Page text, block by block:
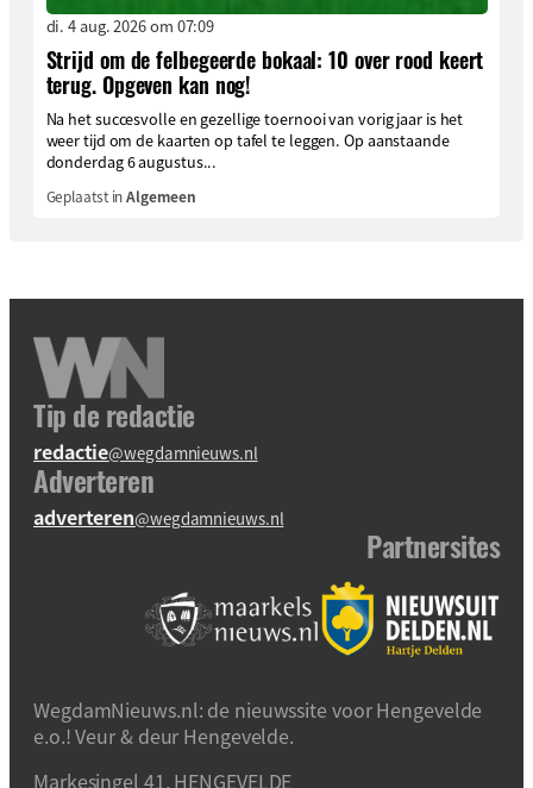
di. 4 aug. 2026 om 07:09
Strijd om de felbegeerde bokaal: 10 over rood keert
terug. Opgeven kan nog!
Na het succesvolle en gezellige toernooi van vorig jaar is het
weer tijd om de kaarten op tafel te leggen. Op aanstaande
donderdag 6 augustus...
Geplaatst inAlgemeen
Tip de redactie
redactie@wegdamnieuws.nl
Adverteren
adverteren@wegdamnieuws.nl
Partnersites
WegdamNieuws.nl: de nieuwssite voor Hengevelde
e.o.! Veur & deur Hengevelde.
Markesingel 41, HENGEVELDE